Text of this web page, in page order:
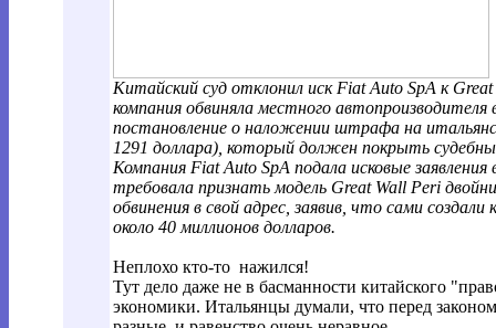
Китайский суд отклонил иск Fiat Auto SpA к
компания обвиняла местного
постановление о наложении штрафа на
1291 доллара), который должен покрыть
Компания Fiat Auto SpA подала исковые
требовала признать модель Great Wall Peri
обвинения в свой адрес, заявив, что сами
около 40 миллионов долларов.
Неплохо кто-то нажился!
Тут дело даже не в басманности китайского
экономики. Итальянцы думали, что перед